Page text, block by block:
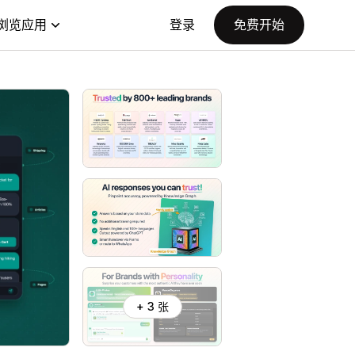
览应用 登录 免费开始
+ 3 张